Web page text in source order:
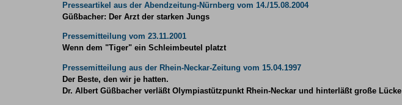
Presseartikel aus der Abendzeitung-Nürnberg vom 14./15.08.2004
Güßbacher: Der Arzt der starken Jungs
Pressemitteilung vom 23.11.2001
Wenn dem "Tiger" ein Schleimbeutel platzt
Pressemitteilung aus der Rhein-Neckar-Zeitung vom 15.04.1997
Der Beste, den wir je hatten.
Dr. Albert Güßbacher verläßt Olympiastützpunkt Rhein-Neckar und hinterläßt große Lücke